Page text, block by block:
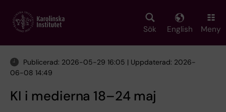
main
Sök English Meny
Publicerad: 2026-05-29 16:05 | Uppdaterad: 2026-
06-08 14:49
KI i medierna 18–24 maj